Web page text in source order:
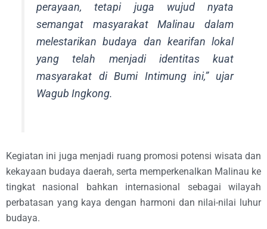
perayaan, tetapi juga wujud nyata
semangat masyarakat Malinau dalam
melestarikan budaya dan kearifan lokal
yang telah menjadi identitas kuat
masyarakat di Bumi Intimung ini,” ujar
Wagub Ingkong.
Kegiatan ini juga menjadi ruang promosi potensi wisata dan
kekayaan budaya daerah, serta memperkenalkan Malinau ke
tingkat nasional bahkan internasional sebagai wilayah
perbatasan yang kaya dengan harmoni dan nilai-nilai luhur
budaya.